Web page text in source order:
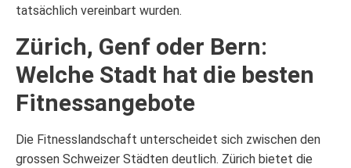
tatsächlich vereinbart wurden.
Zürich, Genf oder Bern:
Welche Stadt hat die besten
Fitnessangebote
Die Fitnesslandschaft unterscheidet sich zwischen den
grossen Schweizer Städten deutlich. Zürich bietet die